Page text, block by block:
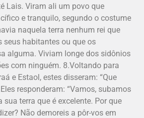
Lais. Viram ali um povo que
e tranquilo, segundo o costume
naquela terra nenhum rei que
seus habitantes ou que os
alguma. Viviam longe dos sidônios
com ninguém. 8.Voltando para
e Estaol, estes disseram: “Que
responderam: “Vamos, subamos
sua terra que é excelente. Por que
Não demoreis a pôr-vos em